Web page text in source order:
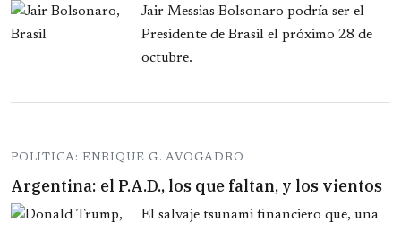
Jair Messias Bolsonaro podría ser el
Presidente de Brasil el próximo 28 de
octubre.
POLITICA: ENRIQUE G. AVOGADRO
Argentina: el P.A.D., los que faltan, y los vientos
El salvaje tsunami financiero que, una